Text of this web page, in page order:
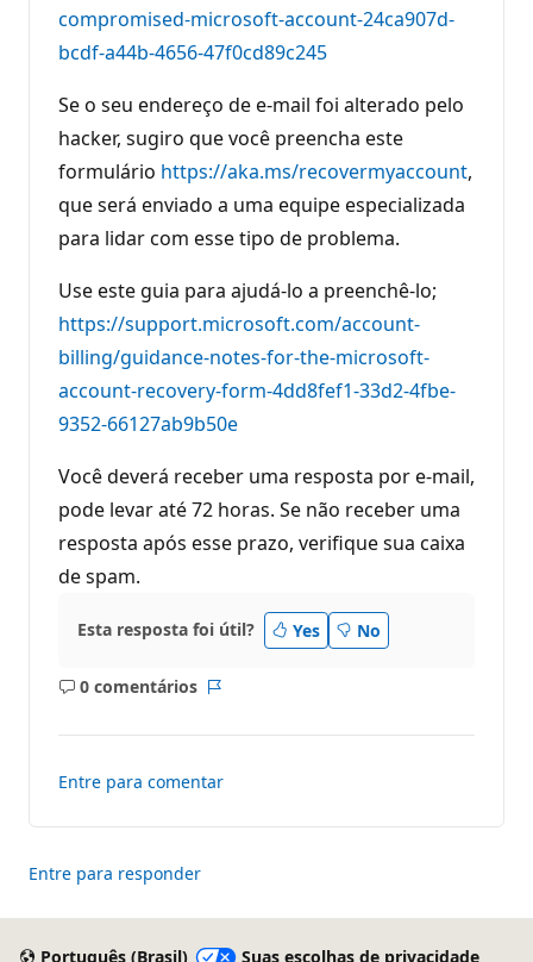
compromised-microsoft-account-24ca907d-
bcdf-a44b-4656-47f0cd89c245
Se o seu endereço de e-mail foi alterado pelo
hacker, sugiro que você preencha este
formulário https://aka.ms/recovermyaccount,
que será enviado a uma equipe especializada
para lidar com esse tipo de problema.
Use este guia para ajudá-lo a preenchê-lo;
https://support.microsoft.com/account-
billing/guidance-notes-for-the-microsoft-
account-recovery-form-4dd8fef1-33d2-4fbe-
9352-66127ab9b50e
Você deverá receber uma resposta por e-mail,
pode levar até 72 horas. Se não receber uma
resposta após esse prazo, verifique sua caixa
de spam.
Esta resposta foi útil? Yes No
0 comentários
Sem
Entre para comentar
Entre para responder
Português (Brasil) Suas escolhas de privacidade